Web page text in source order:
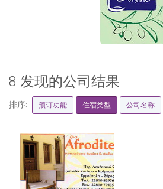
8 发现的公司结果
排序: 预订功能 住宿类型 公司名称